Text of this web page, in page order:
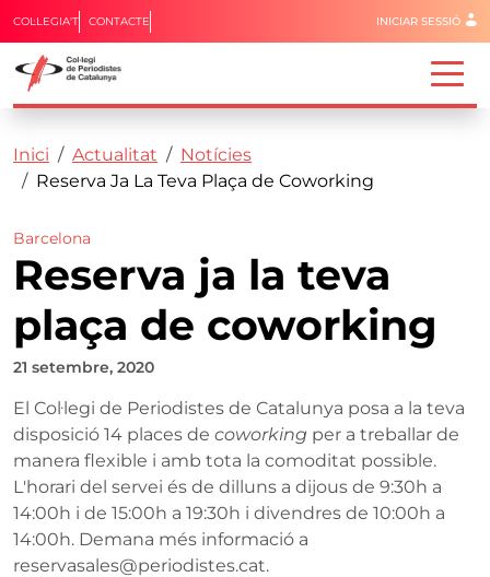
Vés al contingut
Capçalera
COL·LEGIA'T CONTACTE Menú del
INICIAR SESSIÓ
Fil d'ariadna
Inici Actualitat
Notícies
Reserva Ja La Teva Plaça de Coworking
Barcelona
Reserva ja la teva
plaça de coworking
21 setembre, 2020
El Col·legi de Periodistes de Catalunya posa a la teva
disposició 14 places de coworking per a treballar de
manera flexible i amb tota la comoditat possible.
L'horari del servei és de dilluns a dijous de 9:30h a
14:00h i de 15:00h a 19:30h i divendres de 10:00h a
14:00h. Demana més informació a
reservasales@periodistes.cat.